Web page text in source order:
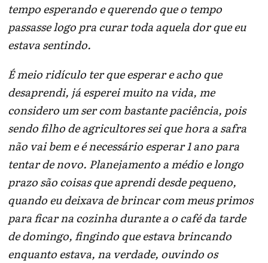
tempo esperando e querendo que o tempo
passasse logo pra curar toda aquela dor que eu
estava sentindo.
É meio ridículo ter que esperar e acho que
desaprendi, já esperei muito na vida, me
considero um ser com bastante paciência, pois
sendo filho de agricultores sei que hora a safra
não vai bem e é necessário esperar 1 ano para
tentar de novo. Planejamento a médio e longo
prazo são coisas que aprendi desde pequeno,
quando eu deixava de brincar com meus primos
para ficar na cozinha durante a o café da tarde
de domingo, fingindo que estava brincando
enquanto estava, na verdade, ouvindo os